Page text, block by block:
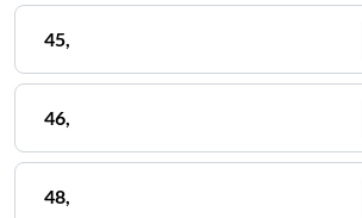
45,
46,
48,